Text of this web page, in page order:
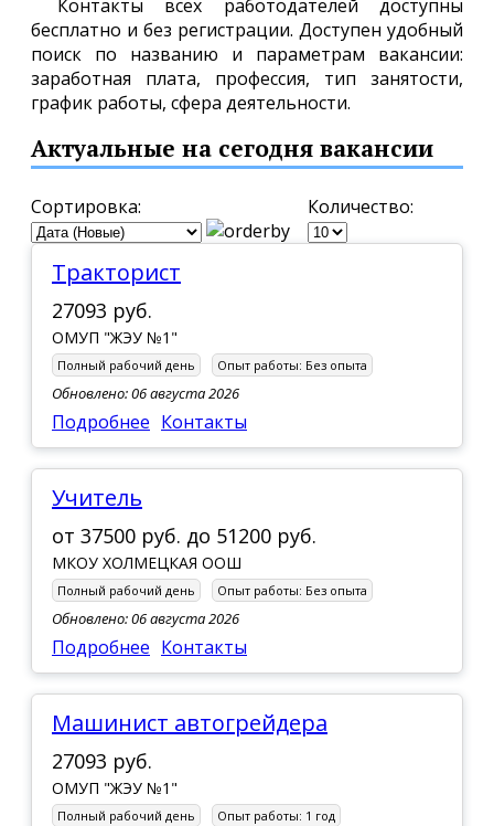
Контакты всех работодателей доступны
бесплатно и без регистрации. Доступен удобный
поиск по названию и параметрам вакансии:
заработная плата, профессия, тип занятости,
график работы, сфера деятельности.
Актуальные на сегодня вакансии
Сортировка: Количество:
Тракторист
27093 руб.
ОМУП "ЖЭУ №1"
Полный рабочий день Опыт работы: Без опыта
Обновлено: 06 августа 2026
Подробнее Контакты
Учитель
от 37500 руб. до 51200 руб.
МКОУ ХОЛМЕЦКАЯ ООШ
Полный рабочий день Опыт работы: Без опыта
Обновлено: 06 августа 2026
Подробнее Контакты
Машинист автогрейдера
27093 руб.
ОМУП "ЖЭУ №1"
Полный рабочий день Опыт работы: 1 год